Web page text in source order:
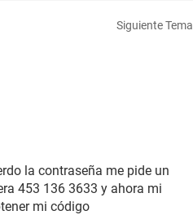
Siguiente Tema
la contraseña me pide un
453 136 3633 y ahora mi
mi código